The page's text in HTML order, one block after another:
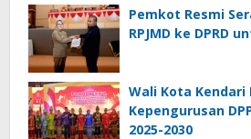
Pemkot Resmi
RPJMD ke DPRD
Wali Kota Kendari
Kepengurusan
2025-2030